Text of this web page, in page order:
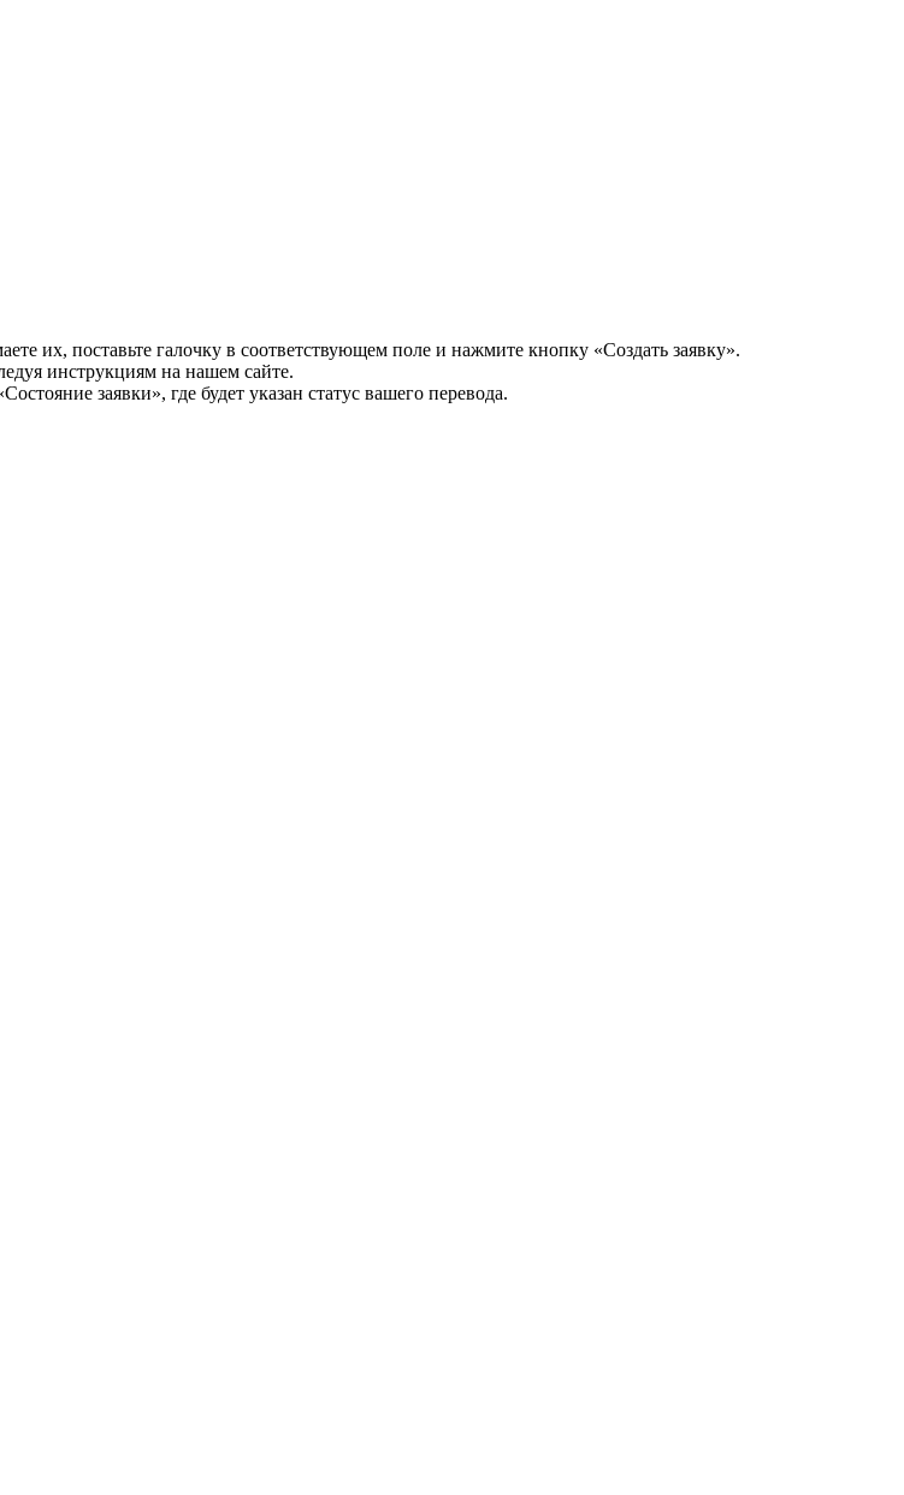
их, поставьте галочку в соответствующем поле и нажмите кнопку «Создать заявку».
инструкциям на нашем сайте.
заявки», где будет указан статус вашего перевода.